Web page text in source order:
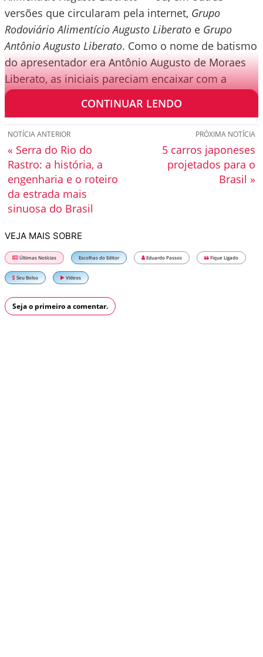
versões que circularam pela internet, Grupo
Rodoviário Alimentício Augusto Liberato e Grupo
Antônio Augusto Liberato. Como o nome de batismo
do apresentador era Antônio Augusto de Moraes
Liberato, as iniciais pareciam encaixar com a
precisão de uma chave na fechadura.
CONTINUAR LENDO
PRÓXIMA NOTÍCIA
5 carros japoneses
projetados para o
Brasil »
NOTÍCIA ANTERIOR
« Serra do Rio do
Rastro: a história, a
engenharia e o roteiro
da estrada mais
sinuosa do Brasil
VEJA MAIS SOBRE
Últimas Notícias Escolhas do Editor Eduardo Passos Fique Ligado
Seu Bolso Vídeos
Seja o primeiro a comentar.